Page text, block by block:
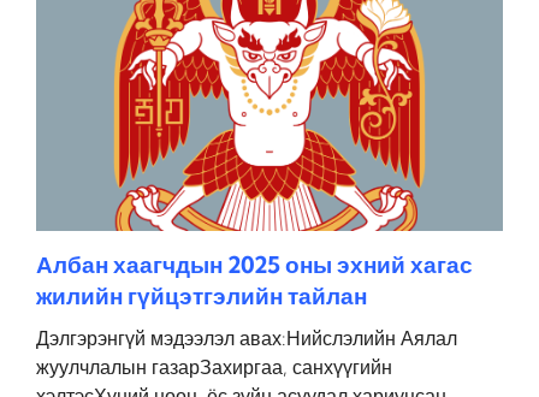
Албан хаагчдын 2025 оны эхний хагас
жилийн гүйцэтгэлийн тайлан
Дэлгэрэнгүй мэдээлэл авах:Нийслэлийн Аялал
жуулчлалын газарЗахиргаа, санхүүгийн